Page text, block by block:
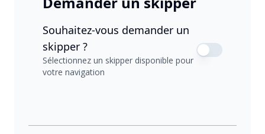
Souhaitez-vous demander un
skipper ?
Sélectionnez un skipper disponible pour
votre navigation